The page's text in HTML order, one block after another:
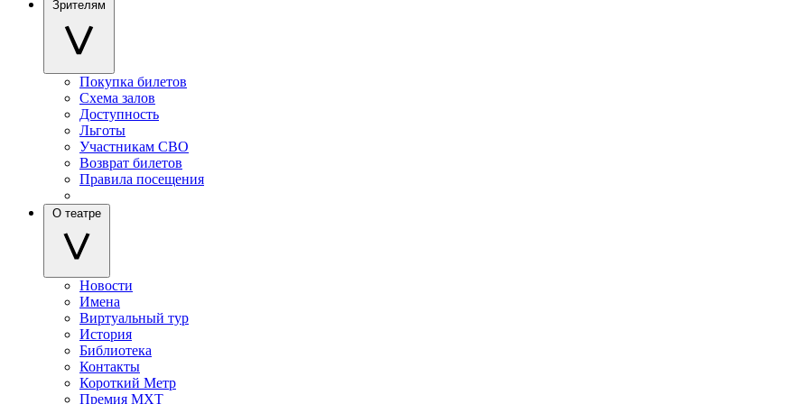
Зрителям
Покупка билетов
Схема залов
Доступность
Льготы
Участникам СВО
Возврат билетов
Правила посещения
О театре
Новости
Имена
Виртуальный тур
История
Библиотека
Контакты
Короткий Метр
Премия МХТ